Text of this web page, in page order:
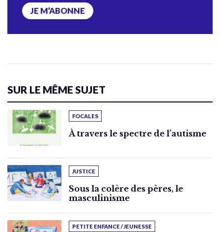
JE M’ABONNE
SUR LE MÊME SUJET
FOCALES
À travers le spectre de l’autisme
JUSTICE
Sous la colère des pères, le
masculinisme
PETITE ENFANCE / JEUNESSE